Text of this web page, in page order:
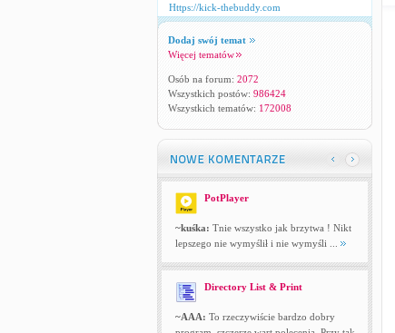
Https://kick-thebuddy.com
Dodaj swój temat
Więcej tematów
Osób na forum: 2072
Wszystkich postów: 986424
Wszystkich tematów: 172008
PotPlayer
~kuśka: Tnie wszystko jak brzytwa ! Nikt
lepszego nie wymyślił i nie wymyśli ...
Directory List & Print
~AAA: To rzeczywiście bardzo dobry